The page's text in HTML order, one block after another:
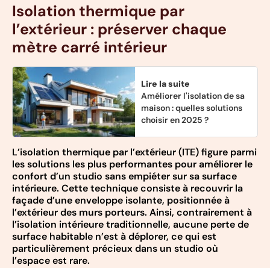
Isolation thermique par
l’extérieur : préserver chaque
mètre carré intérieur
Lire la suite
Améliorer l'isolation de sa
maison : quelles solutions
choisir en 2025 ?
L’isolation thermique par l’extérieur (ITE) figure parmi
les solutions les plus performantes pour améliorer le
confort d’un studio sans empiéter sur sa surface
intérieure. Cette technique consiste à recouvrir la
façade d’une enveloppe isolante, positionnée à
l’extérieur des murs porteurs. Ainsi, contrairement à
l’isolation intérieure traditionnelle, aucune perte de
surface habitable n’est à déplorer, ce qui est
particulièrement précieux dans un studio où
l’espace est rare.